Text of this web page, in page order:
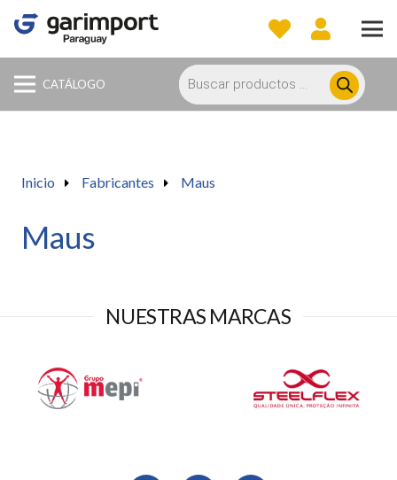
CATÁLOGO
Búsqueda
de
productos
Inicio Fabricantes Maus
Maus
NUESTRAS MARCAS